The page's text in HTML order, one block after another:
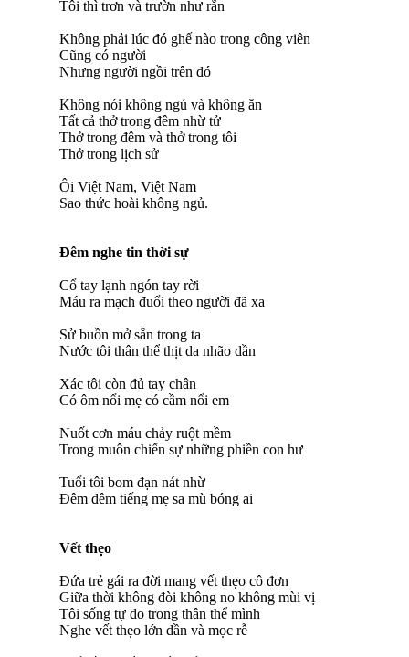
Tôi thì trơn và trườn như rắn
Không phải lúc đó ghế nào trong công viên
Cũng có người
Nhưng người ngồi trên đó
Không nói không ngủ và không ăn
Tất cả thở trong đêm nhừ tử
Thở trong đêm và thở trong tôi
Thở trong lịch sử
Ôi Việt Nam, Việt Nam
Sao thức hoài không ngủ.
Đêm nghe tin thời sự
Cổ tay lạnh ngón tay rời
Máu ra mạch đuổi theo người đã xa
Sử buồn mở sẵn trong ta
Nước tôi thân thể thịt da nhão dần
Xác tôi còn đủ tay chân
Có ôm nổi mẹ có cầm nổi em
Nuốt cơn máu chảy ruột mềm
Trong muôn chiến sự những phiền con hư
Tuổi tôi bom đạn nát nhừ
Đêm đêm tiếng mẹ sa mù bóng ai
Vết thẹo
Đứa trẻ gái ra đời mang vết thẹo cô đơn
Giữa thời không đòi không no không mùi vị
Tôi sống tự do trong thân thể mình
Nghe vết thẹo lớn dần và mọc rễ